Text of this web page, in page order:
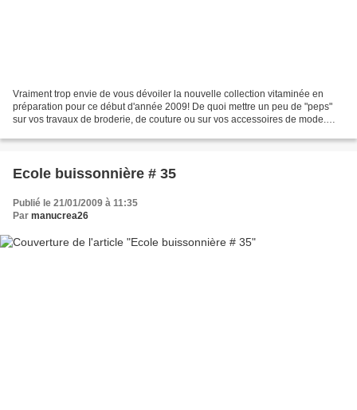
Vraiment trop envie de vous dévoiler la nouvelle collection vitaminée en
préparation pour ce début d'année 2009! De quoi mettre un peu de "peps"
sur vos travaux de broderie, de couture ou sur vos accessoires de mode.
Ecole buissonnière # 35
Publié le 21/01/2009 à 11:35
Par manucrea26